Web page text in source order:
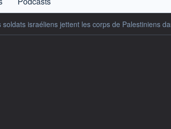
soldats israéliens jettent les corps de Palestiniens